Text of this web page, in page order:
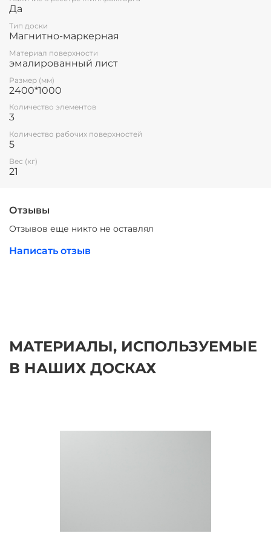
Да
Тип доски
Магнитно-маркерная
Материал поверхности
эмалированный лист
Размер (мм)
2400*1000
Количество элементов
3
Количество рабочих поверхностей
5
Вес (кг)
21
Отзывы
Отзывов еще никто не оставлял
Написать отзыв
МАТЕРИАЛЫ, ИСПОЛЬЗУЕМЫЕ
В НАШИХ ДОСКАХ